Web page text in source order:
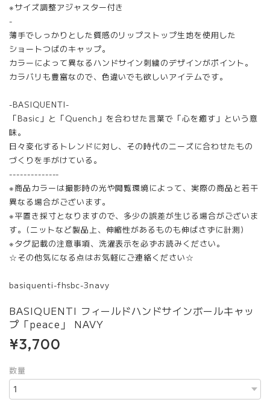
※サイズ調整アジャスター付き
-
薄手でしっかりとした質感のリップストップ生地を使用した
ショートつばのキャップ。
カラーによって異なるハンドサイン刺繍のデザインがポイント。
カラバリも豊富なので、色違いでも欲しいアイテムです。
-BASIQUENTI-
「Basic」と「Quench」を合わせた言葉で「心を癒す」という意
味。
日々変化するトレンドに対し、その時代のニーズに合わせたもの
づくりを手がけている。
--------------
※商品カラーは撮影時の光や閲覧環境によって、実際の商品と若干
異なる場合がございます。
※平置き採寸となりますので、多少の誤差が生じる場合がございま
す。(ニットなど製品上、伸縮性があるものも伸ばさずに計測)
※タグ記載の注意事項、洗濯表示を必ずお読みください。
☆その他気になる点はお気軽にご連絡ください☆
basiquenti-fhsbc-3navy
BASIQUENTI フィールドハンドサインボールキャッ
プ「peace」 NAVY
¥3,700
数量